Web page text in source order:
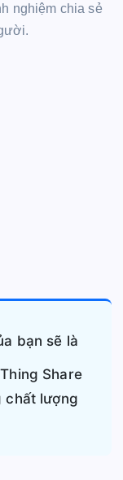
nghiệm chia sẻ
bạn sẽ là
Share
chất lượng